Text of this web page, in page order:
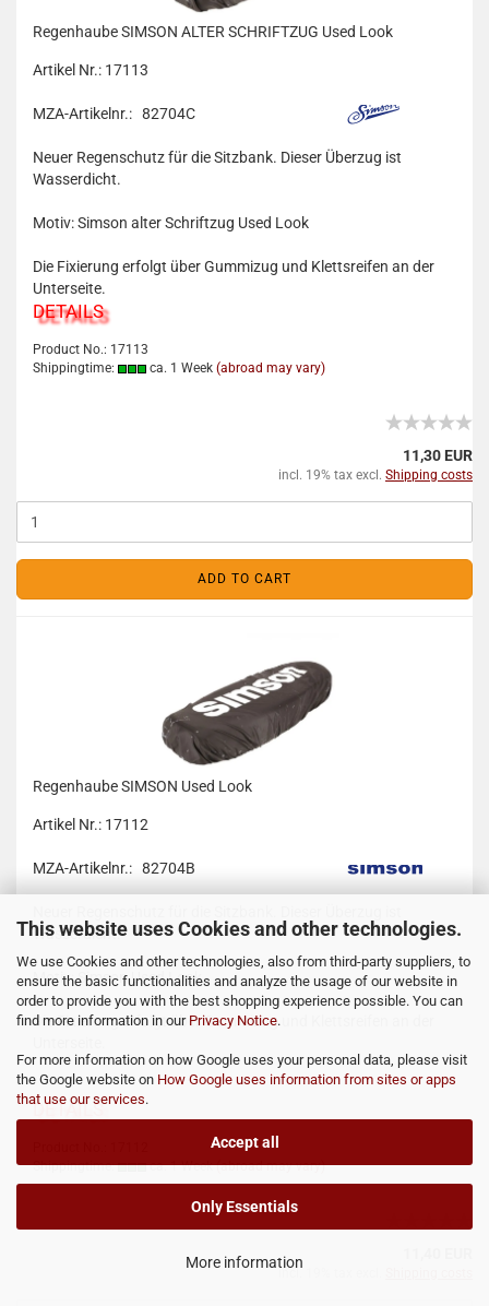
This website uses Cookies and other technologies.
We use Cookies and other technologies, also from third-party suppliers, to
ensure the basic functionalities and analyze the usage of our website in
order to provide you with the best shopping experience possible. You can
find more information in our Privacy Notice.
For more information on how Google uses your personal data, please visit
the Google website on How Google uses information from sites or apps
that use our services.
Accept all
Only Essentials
More information
Regenhaube SIMSON ALTER SCHRIFTZUG Used Look
Artikel Nr.: 17113
MZA-Artikelnr.: 82704C
Neuer Regenschutz für die Sitzbank. Dieser Überzug ist
Wasserdicht.
Motiv: Simson alter Schriftzug Used Look
Die Fixierung erfolgt über Gummizug und Klettsreifen an der
Unterseite.
DETAILS
Product No.: 17113
Shippingtime:
ca. 1 Week (abroad may vary)
11,30 EUR
incl. 19% tax excl. Shipping costs
ADD TO CART
Regenhaube SIMSON Used Look
Artikel Nr.: 17112
MZA-Artikelnr.: 82704B
Wasserdicht.
Motiv: Simson Used Look
Die Fixierung erfolgt über Gummizug und Klettsreifen an der
DETAILS
Shippingtime:
ca. 1 Week (abroad may vary)